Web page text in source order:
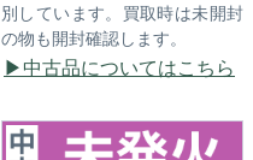
別しています。買取時は未開封
の物も開封確認します。
中古品についてはこちら